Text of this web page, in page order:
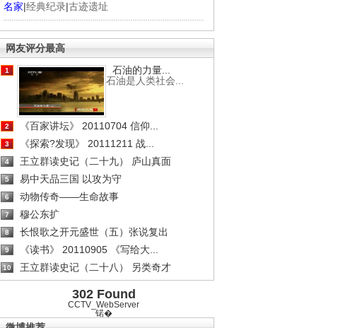
名家|经典纪录|古迹遗址
网友评分最高
1
石油的力量...
石油是人类社会...
2 《百家讲坛》 20110704 信仰...
3 《探索?发现》 20111211 战...
4 王立群读史记（二十九） 庐山真面
5 易中天品三国 以攻为守
6 动物传奇——生命故事
7 穆公东扩
8 长恨歌之开元盛世（五）张说复出
9 《读书》 20110905 《写给大...
10 王立群读史记（二十八） 另类奇才
302 Found
CCTV_WebServer
锘�